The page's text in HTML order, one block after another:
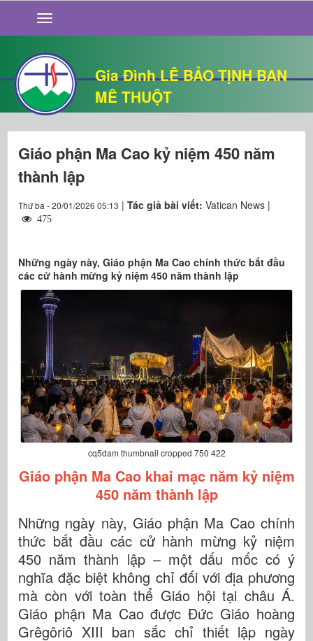
Gia Đình LÊ BẢO TỊNH BAN
MÊ THUỘT
GIỚI THIỆU
TIN TỨC
SỐNG ĐẠO
CHUYỆN NHÀ
QUÁN VĂN
THƯ GIÃN
Giáo phận Ma Cao kỷ niệm 450 năm
thành lập
Thứ ba - 20/01/2026 05:13 | Tác giả bài viết: Vatican News |
475
Những ngày này, Giáo phận Ma Cao chính thức bắt đầu
các cử hành mừng kỷ niệm 450 năm thành lập
cq5dam thumbnail cropped 750 422
Giáo phận Ma Cao khai mạc năm kỷ niệm
450 năm thành lập
Những ngày này, Giáo phận Ma Cao chính
thức bắt đầu các cử hành mừng kỷ niệm
450 năm thành lập – một dấu mốc có ý
nghĩa đặc biệt không chỉ đối với địa phương
mà còn với toàn thể Giáo hội tại châu Á.
Giáo phận Ma Cao được Đức Giáo hoàng
Grêgôriô XIII ban sắc chỉ thiết lập ngày